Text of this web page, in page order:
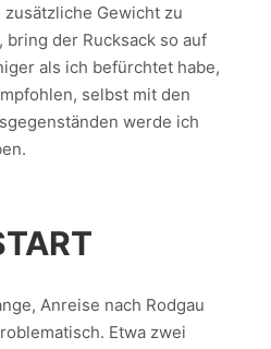
Gewicht zu
bring der Rucksack so auf
als ich befürchtet habe,
selbst mit den
werde ich
Anreise nach Rodgau
Etwa zwei